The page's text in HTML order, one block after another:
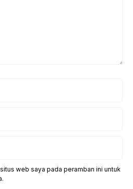
web saya pada peramban ini untuk